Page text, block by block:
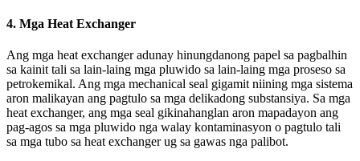
4. Mga Heat Exchanger
Ang mga heat exchanger adunay hinungdanong papel sa pagbalhin
sa kainit tali sa lain-laing mga pluwido sa lain-laing mga proseso sa
petrokemikal. Ang mga mechanical seal gigamit niining mga sistema
aron malikayan ang pagtulo sa mga delikadong substansiya. Sa mga
heat exchanger, ang mga seal gikinahanglan aron mapadayon ang
pag-agos sa mga pluwido nga walay kontaminasyon o pagtulo tali
sa mga tubo sa heat exchanger ug sa gawas nga palibot.